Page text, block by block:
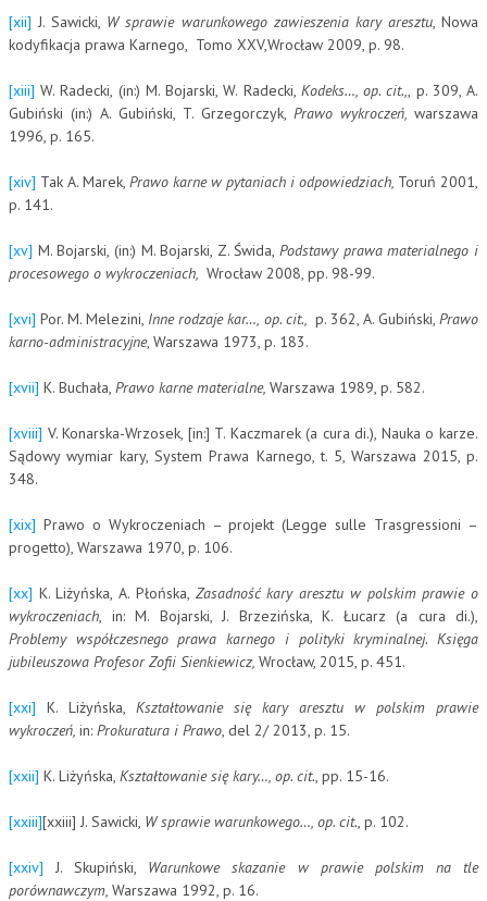
[xii] J. Sawicki, W sprawie warunkowego zawieszenia kary aresztu, Nowa
kodyfikacja prawa Karnego, Tomo XXV,Wrocław 2009, p. 98.
[xiii] W. Radecki, (in:) M. Bojarski, W. Radecki, Kodeks…, op. cit.,, p. 309, A.
Gubiński (in:) A. Gubiński, T. Grzegorczyk, Prawo wykroczeń, warszawa
1996, p. 165.
[xiv] Tak A. Marek, Prawo karne w pytaniach i odpowiedziach, Toruń 2001,
p. 141.
[xv] M. Bojarski, (in:) M. Bojarski, Z. Świda,Podstawy prawa materialnego i
procesowego o wykroczeniach, Wrocław 2008, pp. 98-99.
[xvi] Por. M. Melezini, Inne rodzaje kar…, op. cit., p. 362, A. Gubiński,Prawo
karno-administracyjne, Warszawa 1973, p. 183.
[xvii] K. Buchała, Prawo karne materialne, Warszawa 1989, p. 582.
[xviii] V. Konarska-Wrzosek, [in:] T. Kaczmarek (a cura di.), Nauka o karze.
Sądowy wymiar kary, System Prawa Karnego, t. 5, Warszawa 2015, p.
348.
[xix] Prawo o Wykroczeniach – projekt (Legge sulle Trasgressioni –
progetto), Warszawa 1970, p. 106.
[xx] K. Liżyńska, A. Płońska, Zasadność kary aresztu w polskim prawie o
wykroczeniach, in: M. Bojarski, J. Brzezińska, K. Łucarz (a cura di.),
Problemy współczesnego prawa karnego i polityki kryminalnej. Księga
jubileuszowa Profesor Zofii Sienkiewicz, Wrocław, 2015, p. 451.
[xxi] K. Liżyńska, Kształtowanie się kary aresztu w polskim prawie
wykroczeń, in: Prokuratura i Prawo, del 2/ 2013, p. 15.
[xxii] K. Liżyńska, Kształtowanie się kary…, op. cit., pp. 15-16.
[xxiii][xxiii] J. Sawicki, W sprawie warunkowego…, op. cit., p. 102.
[xxiv] J. Skupiński, Warunkowe skazanie w prawie polskim na tle
porównawczym, Warszawa 1992, p. 16.